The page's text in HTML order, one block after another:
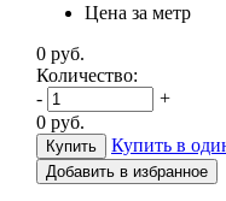
Цена за метр
0 руб.
Количество:
-
+
0 руб.
Купить в
Добавить в избранное